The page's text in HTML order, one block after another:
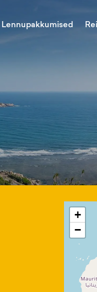
Lennupakkumised
+
−